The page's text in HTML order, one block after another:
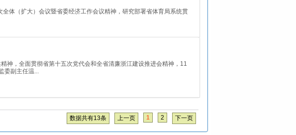
体（扩大）会议暨省委经济工作会议精神，研究部署省体育局系统贯
神，全面贯彻省第十五次党代会和全省清廉浙江建设推进会精神，11
委副主任温...
数据共有13条 上一页 1 2 下一页